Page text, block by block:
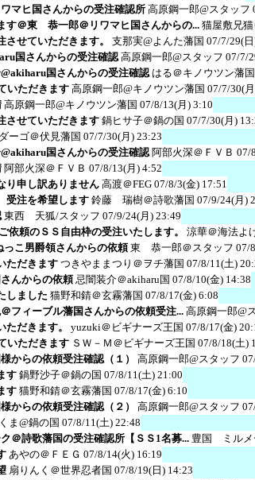
マヒ国さんからの受注確認所 高原鋼一郎@スタッフ
す＠東 恭一郎＠リワマヒ国さんからの... 猫屋敷兄
させていただきます。
支那実@よんた藩国 07/7/29(
国さんからの受注確認 高原鋼一郎@スタッフ 07/7/
国さんからの受注確認 はる＠キノウツン藩国
いただきます 高原鋼一郎@キノウツン藩国 07/7/30(
高原鋼一郎@キノウツン藩国 07/8/13(月) 3:10
させていただきます 鍋ヒサ子＠鍋の国 07/7/30(月)
ダーゴ＠伏見藩国 07/7/30(月) 23:23
国さんからの受注確認 阿部火深＠ＦＶＢ 07/
阿部火深＠ＦＶＢ 07/8/13(月) 4:52
り申し訳ありません 高渡＠FEG 07/8/3(金) 17:51
受注を希望します 鈴藤 瑞樹＠詩歌藩国 07/9/24(月)
東西 天狐/スタッフ 07/9/24(月) 23:49
依頼のＳＳ自由枠の受注いたします。
涼華＠海法よ
っこ男爵領さんからの依頼 東 恭一郎＠スタッフ 07/
ただきます つきやままつり＠ヲチ藩国 07/8/11(土)
んからの依頼 忌闇装介＠akiharu国 07/8/10(金) 14:38
しました 猫野和錆＠玄霧藩国 07/8/17(金) 6:08
フィーブル藩国さんからの依頼受注... 高原鋼一郎@
ただきます。
yuzuki＠ビギナーズ王国 07/8/17(金)
いただきます ＳＷ－Ｍ＠ビギナーズ王国 07/8/18(土)
からの依頼受注確認（１）
高原鋼一郎@スタッフ
す鍋野沙子＠鍋の国 07/8/11(土) 21:00
す 猫野和錆＠玄霧藩国 07/8/17(金) 6:10
からの依頼受注確認（２）
高原鋼一郎@スタッフ
くま@鍋の国 07/8/11(土) 22:48
＠詩歌藩国の受注確認所【ＳＳ1名募... 豊国 ミルメ
あやの＠ＦＥＧ 07/8/14(火) 16:19
扇りんく＠世界忍者国 07/8/19(日) 14:23